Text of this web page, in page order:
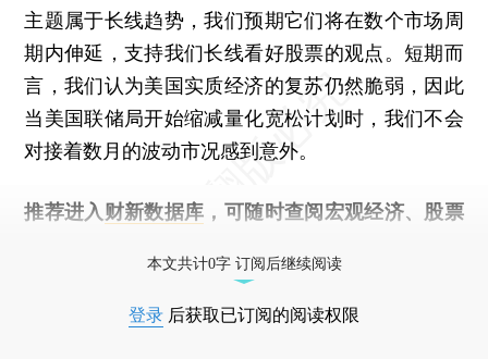
主题属于长线趋势，我们预期它们将在数个市场周
期内伸延，支持我们长线看好股票的观点。短期而
言，我们认为美国实质经济的复苏仍然脆弱，因此
当美国联储局开始缩减量化宽松计划时，我们不会
对接着数月的波动市况感到意外。
推荐进入 财新数据库 ，可随时查阅宏观经济、股票
本文共计0字 订阅后继续阅读
登录 后获取已订阅的阅读权限